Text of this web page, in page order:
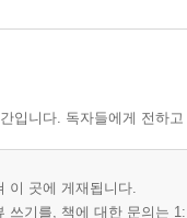
입니다. 독자들에게 전하
이 곳에 게재됩니다.
쓰기를, 책에 대한 문의는